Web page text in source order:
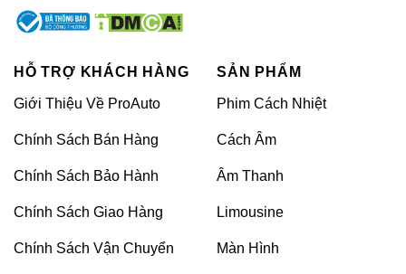
HỖ TRỢ KHÁCH HÀNG
Giới Thiệu Về ProAuto
Chính Sách Bán Hàng
Chính Sách Bảo Hành
Chính Sách Giao Hàng
Chính Sách Vận Chuyển
SẢN PHẨM
Phim Cách Nhiệt
Cách Âm
Âm Thanh
Limousine
Màn Hình